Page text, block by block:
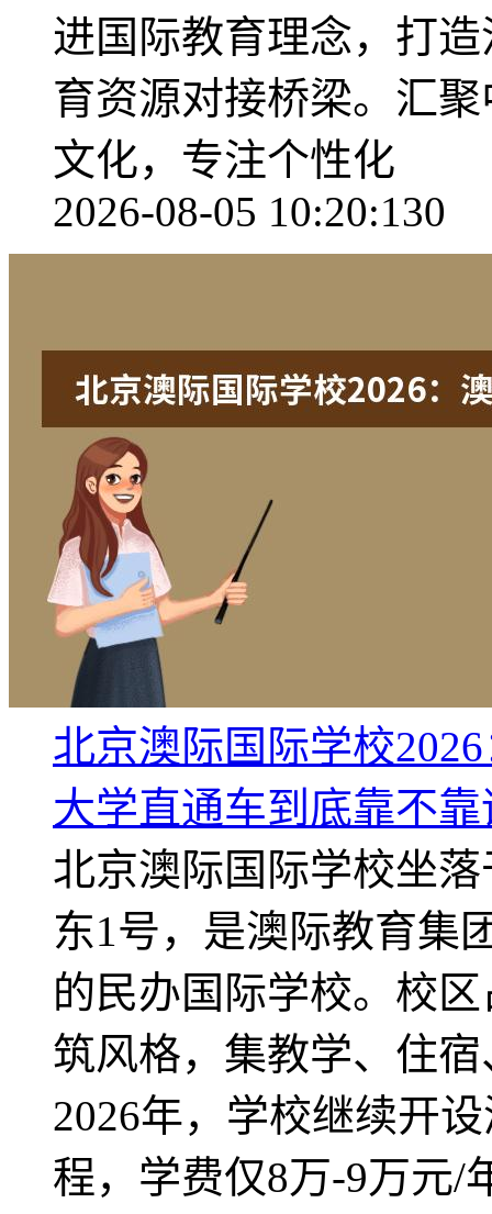
进国际教育理念，打
育资源对接桥梁。汇
文化，专注个性化
2026-08-05 10:20:130
北京澳际国际学校
大学直通车到底靠不靠
北京澳际国际学校坐
东1号，是澳际教育集
的民办国际学校。校
筑风格，集教学、住
2026年，学校继续开
程，学费仅8万-9万元/